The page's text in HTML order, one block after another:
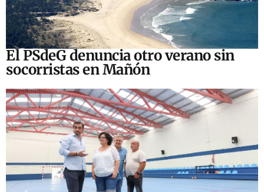
El PSdeG denuncia otro verano sin
socorristas en Mañón